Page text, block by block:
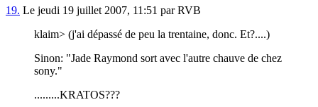
19. Le jeudi 19 juillet 2007, 11:51 par RVB
klaim> (j'ai dépassé de peu la trentaine, donc. Et?....)
Sinon: "Jade Raymond sort avec l'autre chauve de chez
sony."
.........KRATOS???